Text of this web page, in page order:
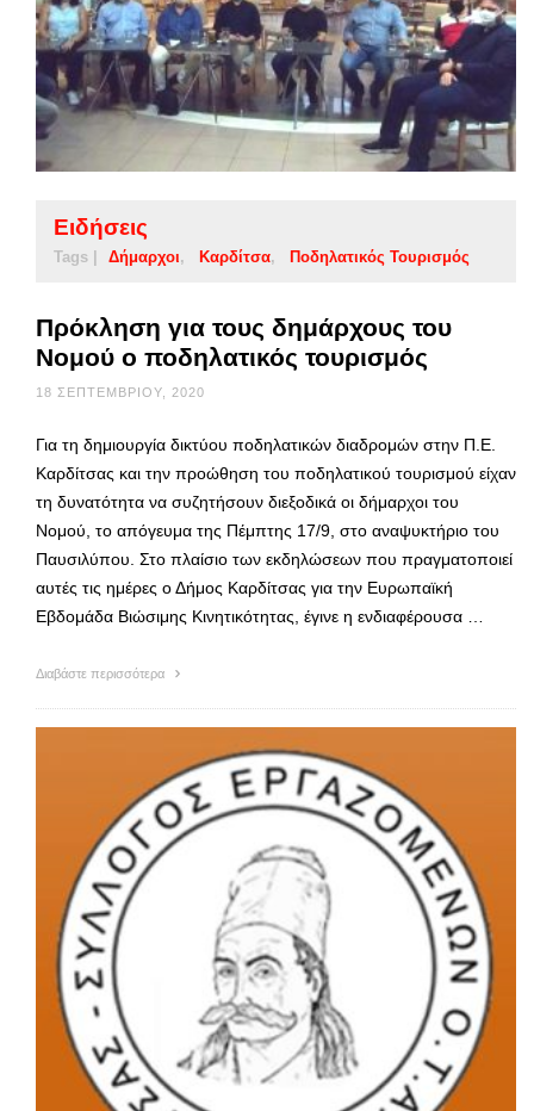
Ειδήσεις
Tags | Δήμαρχοι Καρδίτσα Ποδηλατικός Τουρισμός
Πρόκληση για τους δημάρχους του
Νομού ο ποδηλατικός τουρισμός
18 ΣΕΠΤΕΜΒΡΊΟΥ, 2020
Για τη δημιουργία δικτύου ποδηλατικών διαδρομών στην Π.Ε.
Καρδίτσας και την προώθηση του ποδηλατικού τουρισμού είχαν
τη δυνατότητα να συζητήσουν διεξοδικά οι δήμαρχοι του
Νομού, το απόγευμα της Πέμπτης 17/9, στο αναψυκτήριο του
Παυσιλύπου. Στο πλαίσιο των εκδηλώσεων που πραγματοποιεί
αυτές τις ημέρες ο Δήμος Καρδίτσας για την Ευρωπαϊκή
Εβδομάδα Βιώσιμης Κινητικότητας, έγινε η ενδιαφέρουσα …
Διαβάστε περισσότερα